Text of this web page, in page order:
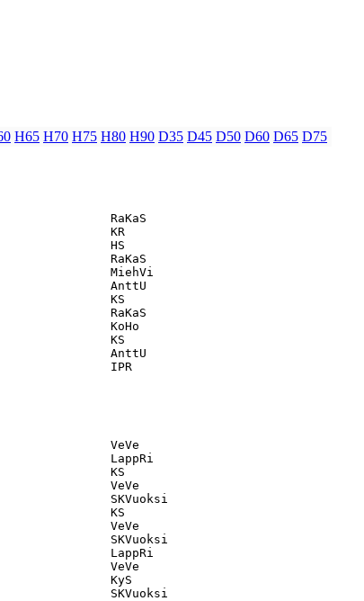
H65 H70 H75 H80 H90 D35 D45 D50 D60 D65 D75
RaKaS
Johannes                    KR
Lauri                   HS
Markus                  RaKaS
Tomi                       MiehVi
Olli-Jussi                 AnttU
Mika                      KS
Saul                        RaKaS
Matti                      KoHo
Jukka                          KS
Juha                    AnttU
Valtteri                  VeVe
LappRi
Eetu                        KS
Samu                        VeVe
SKVuoksi
Mikael                       KS
Matti                       VeVe
Markus                   SKVuoksi
Linus                      LappRi
Juho                          VeVe
Viljami                      KyS
SKVuoksi